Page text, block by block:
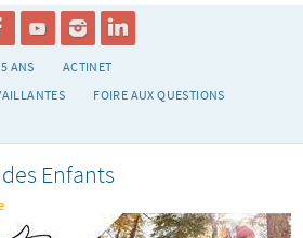
ANS
ACTINET
FOIRE AUX QUESTIONS
Enfants